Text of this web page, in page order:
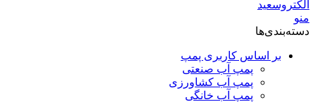
منو
دسته‌بندی‌ها
بر اساس کاربری پمپ
پمپ آب صنعتی
پمپ آب کشاورزی
پمپ آب خانگی